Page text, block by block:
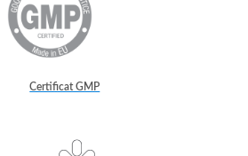
Certificat GMP